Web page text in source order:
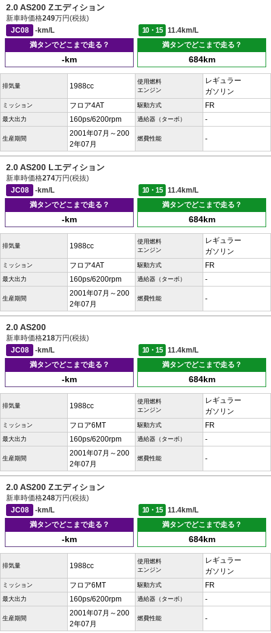
2.0 AS200 Zエディション
新車時価格249万円(税抜)
JC08
-km/L 10・15
11.4km/L
満タンでどこまで走る？
-km
満タンでどこまで走る？
684km
排気量 1988cc
使用燃料
エンジン
レギュラー
ガソリン
ミッション フロア4AT 駆動方式 FR
最大出力 160ps/6200rpm 過給器（ターボ） -
生産期間
2001年07月～200
2年07月
燃費性能 -
2.0 AS200 Lエディション
新車時価格274万円(税抜)
JC08
-km/L 10・15
11.4km/L
満タンでどこまで走る？
-km
満タンでどこまで走る？
684km
排気量 1988cc
使用燃料
エンジン
レギュラー
ガソリン
ミッション フロア4AT 駆動方式 FR
最大出力 160ps/6200rpm 過給器（ターボ） -
生産期間
2001年07月～200
2年07月
燃費性能 -
2.0 AS200
新車時価格218万円(税抜)
JC08
-km/L 10・15
11.4km/L
満タンでどこまで走る？
-km
満タンでどこまで走る？
684km
排気量 1988cc
使用燃料
エンジン
レギュラー
ガソリン
ミッション フロア6MT 駆動方式 FR
最大出力 160ps/6200rpm 過給器（ターボ） -
生産期間
2001年07月～200
2年07月
燃費性能 -
2.0 AS200 Zエディション
新車時価格248万円(税抜)
JC08
-km/L 10・15
11.4km/L
満タンでどこまで走る？
-km
満タンでどこまで走る？
684km
排気量 1988cc
使用燃料
エンジン
レギュラー
ガソリン
ミッション フロア6MT 駆動方式 FR
最大出力 160ps/6200rpm 過給器（ターボ） -
生産期間
2001年07月～200
2年07月
燃費性能 -